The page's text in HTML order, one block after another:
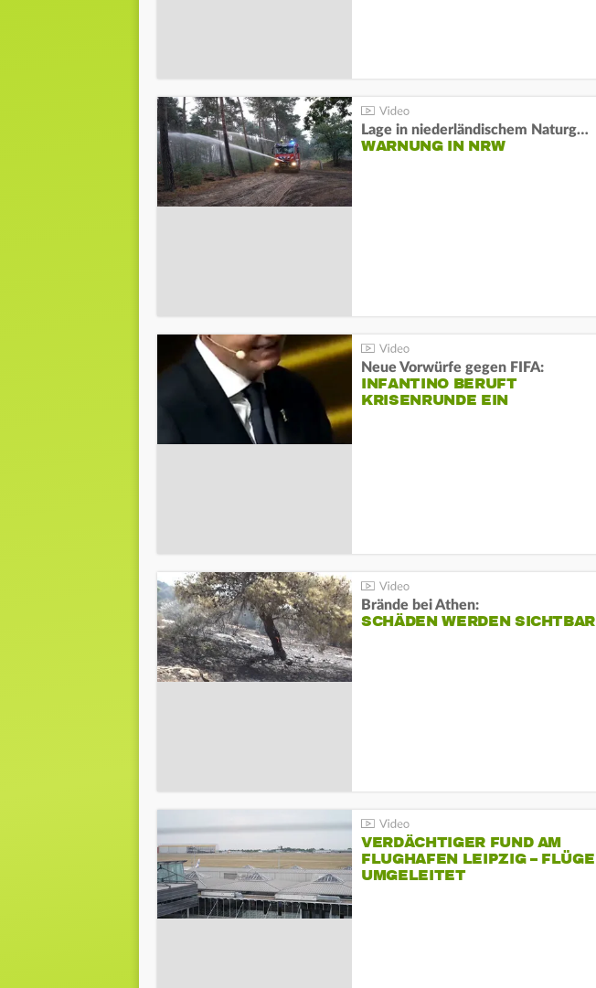
Lage in niederländischem Naturgebiet stabil
WARNUNG IN NRW
Neue Vorwürfe gegen FIFA:
INFANTINO BERUFT
KRISENRUNDE EIN
Brände bei Athen:
SCHÄDEN WERDEN SICHTBAR
VERDÄCHTIGER FUND AM
FLUGHAFEN LEIPZIG – FLÜGE
UMGELEITET